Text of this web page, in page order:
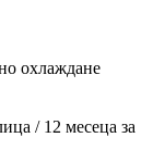
охлаждане
/ 12 месеца за